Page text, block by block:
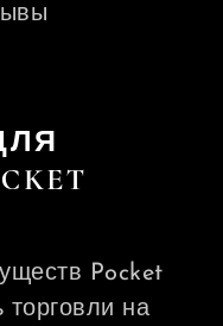
Pocket
на